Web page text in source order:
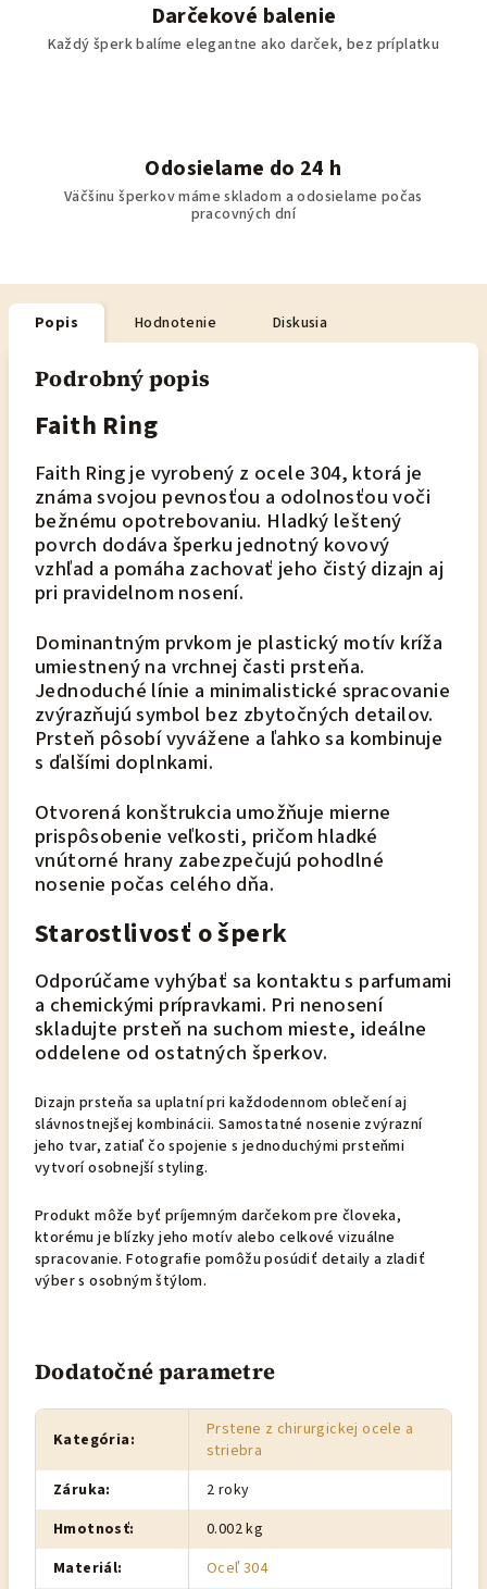
Darčekové balenie
Každý šperk balíme elegantne ako darček, bez príplatku
Odosielame do 24 h
Väčšinu šperkov máme skladom a odosielame počas
pracovných dní
Popis Hodnotenie Diskusia
Podrobný popis
Faith Ring
Faith Ring je vyrobený z ocele 304, ktorá je
známa svojou pevnosťou a odolnosťou voči
bežnému opotrebovaniu. Hladký leštený
povrch dodáva šperku jednotný kovový
vzhľad a pomáha zachovať jeho čistý dizajn aj
pri pravidelnom nosení.
Dominantným prvkom je plastický motív kríža
umiestnený na vrchnej časti prsteňa.
Jednoduché línie a minimalistické spracovanie
zvýrazňujú symbol bez zbytočných detailov.
Prsteň pôsobí vyvážene a ľahko sa kombinuje
s ďalšími doplnkami.
Otvorená konštrukcia umožňuje mierne
prispôsobenie veľkosti, pričom hladké
vnútorné hrany zabezpečujú pohodlné
nosenie počas celého dňa.
Starostlivosť o šperk
Odporúčame vyhýbať sa kontaktu s parfumami
a chemickými prípravkami. Pri nenosení
skladujte prsteň na suchom mieste, ideálne
oddelene od ostatných šperkov.
Dizajn prsteňa sa uplatní pri každodennom oblečení aj
slávnostnejšej kombinácii. Samostatné nosenie zvýrazní
jeho tvar, zatiaľ čo spojenie s jednoduchými prsteňmi
vytvorí osobnejší styling.
Produkt môže byť príjemným darčekom pre človeka,
ktorému je blízky jeho motív alebo celkové vizuálne
spracovanie. Fotografie pomôžu posúdiť detaily a zladiť
výber s osobným štýlom.
Dodatočné parametre
Kategória:
Prstene z chirurgickej ocele a
striebra
Záruka:
2 roky
Hmotnosť:
0.002 kg
Materiál: Oceľ 304